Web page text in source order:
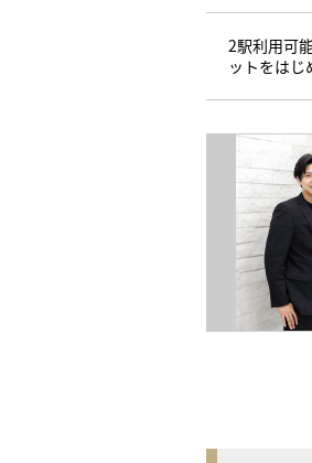
2駅利用可
ットをは